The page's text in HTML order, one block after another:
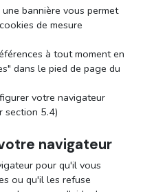
bannière vous permet
de mesure
à tout moment en
dans le pied de page du
votre navigateur
section 5.4)
navigateur
pour qu'il vous
ou qu'il les refuse